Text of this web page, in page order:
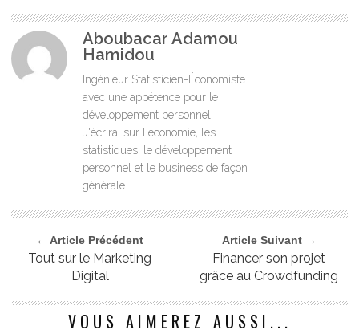
Aboubacar Adamou
Hamidou
Ingénieur Statisticien-Économiste
avec une appétence pour le
développement personnel.
J'écrirai sur l'économie, les
statistiques, le développement
personnel et le business de façon
générale.
← Article Précédent
Tout sur le Marketing
Digital
Article Suivant →
Financer son projet
grâce au Crowdfunding
VOUS AIMEREZ AUSSI...